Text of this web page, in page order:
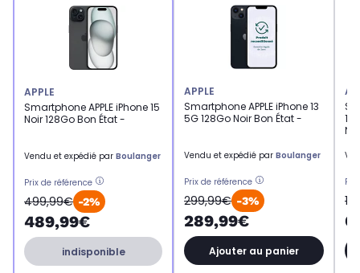
APPLE
Smartphone APPLE iPhone 15
Noir 128Go Bon État -
Vendu et expédié par Boulanger
Prix de référence
499,99€ -2%
489,99€
indisponible
APPLE
Smartphone APPLE iPhone 13
5G 128Go Noir Bon État -
Vendu et expédié par Boulanger
Prix de référence
299,99€ -3%
289,99€
Ajouter au panier